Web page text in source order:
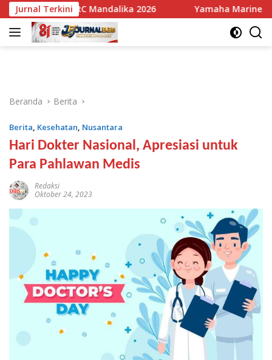
Langsung
ke
konten
Jurnal Terkini
Mandalika 2026 Yamaha Marine Luncurkan
Beranda Berita
Berita, Kesehatan, Nusantara
Hari Dokter Nasional, Apresiasi untuk
Para Pahlawan Medis
Redaksi
Oktober 24, 2023